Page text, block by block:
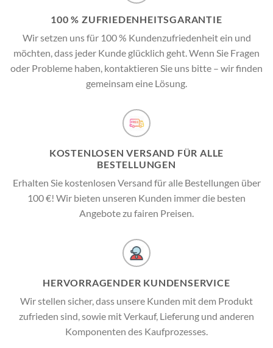
100 % ZUFRIEDENHEITSGARANTIE
Wir setzen uns für 100 % Kundenzufriedenheit ein und
möchten, dass jeder Kunde glücklich geht. Wenn Sie Fragen
oder Probleme haben, kontaktieren Sie uns bitte – wir finden
gemeinsam eine Lösung.
KOSTENLOSEN VERSAND FÜR ALLE
BESTELLUNGEN
Erhalten Sie kostenlosen Versand für alle Bestellungen über
100 €! Wir bieten unseren Kunden immer die besten
Angebote zu fairen Preisen.
HERVORRAGENDER KUNDENSERVICE
Wir stellen sicher, dass unsere Kunden mit dem Produkt
zufrieden sind, sowie mit Verkauf, Lieferung und anderen
Komponenten des Kaufprozesses.